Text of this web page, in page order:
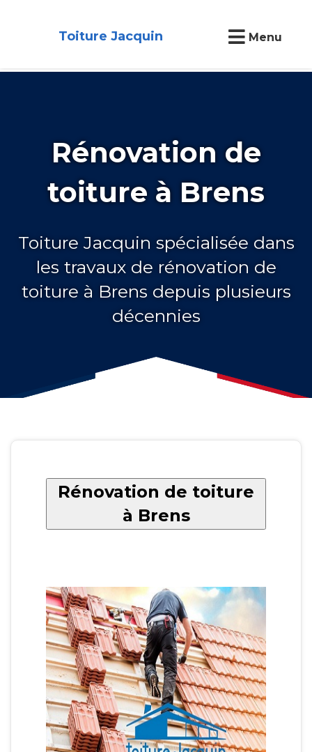
Toiture Jacquin Menu
Rénovation de
toiture à Brens
Toiture Jacquin spécialisée dans
les travaux de rénovation de
toiture à Brens depuis plusieurs
décennies
Rénovation de toiture
à Brens